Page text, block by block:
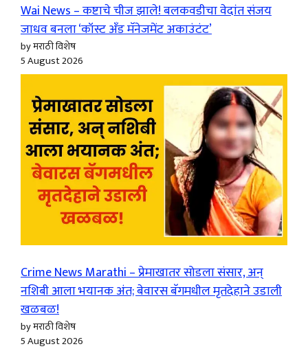
Wai News – कष्टाचे चीज झाले! बलकवडीचा वेदांत संजय
जाधव बनला ‘कॉस्ट अँड मॅनेजमेंट अकाउंटंट’
by मराठी विशेष
5 August 2026
Crime News Marathi – प्रेमाखातर सोडला संसार, अन्
नशिबी आला भयानक अंत; बेवारस बॅगमधील मृतदेहाने उडाली
खळबळ!
by मराठी विशेष
5 August 2026